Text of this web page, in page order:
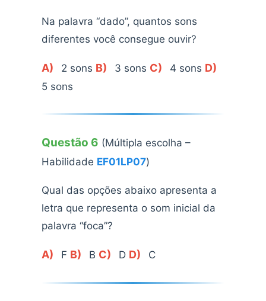
Na palavra “dado”, quantos sons
diferentes você consegue ouvir?
A) 2 sons B) 3 sons C) 4 sons D)
5 sons
Questão 6 (Múltipla escolha –
Habilidade EF01LP07)
Qual das opções abaixo apresenta a
letra que representa o som inicial da
palavra “foca”?
A) F B) B C) D D) C